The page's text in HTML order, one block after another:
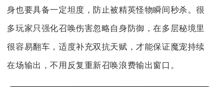
身也要具备一定坦度，防止被精英怪物瞬间秒杀。很
多玩家只强化召唤伤害忽略自身防御，在多层秘境里
很容易翻车，适度补充双抗天赋，才能保证魔宠持续
在场输出，不用反复重新召唤浪费输出窗口。